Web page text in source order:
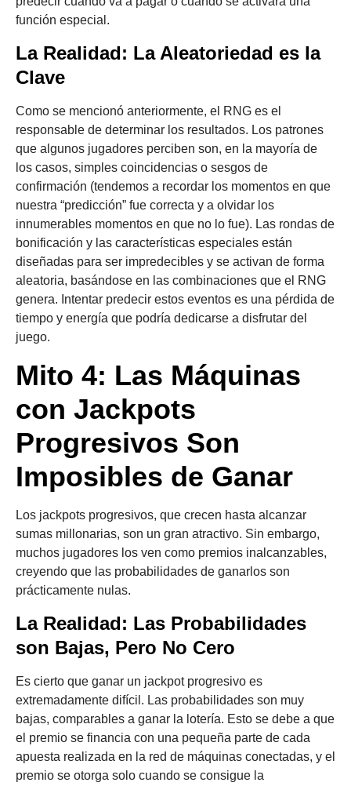
función especial.
La Realidad: La Aleatoriedad es la
Clave
Como se mencionó anteriormente, el RNG es el
responsable de determinar los resultados. Los patrones
que algunos jugadores perciben son, en la mayoría de
los casos, simples coincidencias o sesgos de
confirmación (tendemos a recordar los momentos en que
nuestra “predicción” fue correcta y a olvidar los
innumerables momentos en que no lo fue). Las rondas de
bonificación y las características especiales están
diseñadas para ser impredecibles y se activan de forma
aleatoria, basándose en las combinaciones que el RNG
genera. Intentar predecir estos eventos es una pérdida de
tiempo y energía que podría dedicarse a disfrutar del
juego.
Mito 4: Las Máquinas
con Jackpots
Progresivos Son
Imposibles de Ganar
Los jackpots progresivos, que crecen hasta alcanzar
sumas millonarias, son un gran atractivo. Sin embargo,
muchos jugadores los ven como premios inalcanzables,
creyendo que las probabilidades de ganarlos son
prácticamente nulas.
La Realidad: Las Probabilidades
son Bajas, Pero No Cero
Es cierto que ganar un jackpot progresivo es
extremadamente difícil. Las probabilidades son muy
bajas, comparables a ganar la lotería. Esto se debe a que
el premio se financia con una pequeña parte de cada
apuesta realizada en la red de máquinas conectadas, y el
premio se otorga solo cuando se consigue la